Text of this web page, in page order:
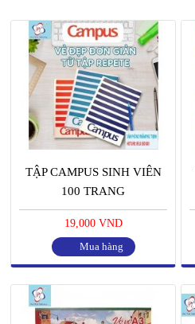
TẬP CAMPUS SINH VIÊN
100 TRANG
19,000 VND
Mua hàng